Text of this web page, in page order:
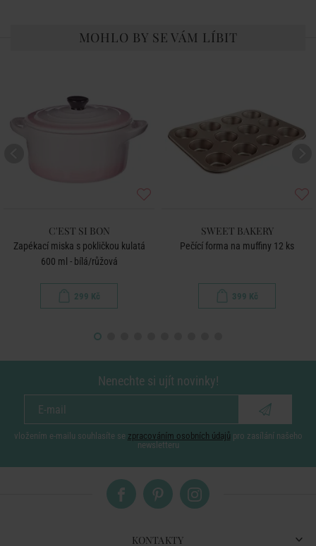
MOHLO BY SE VÁM LÍBIT
C'EST SI BON
Zapékací miska s pokličkou kulatá
600 ml - bílá/růžová
299 Kč
SWEET BAKERY
Pečící forma na muffiny 12 ks
399 Kč
Nenechte si ujít novinky!
vložením e-mailu souhlasíte se zpracováním osobních údajů pro zasílání našeho
newsletteru
KONTAKTY